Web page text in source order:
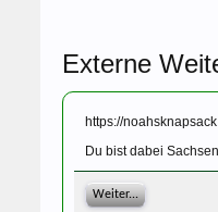
Externe
https://
Du bist dabei
Weiter...